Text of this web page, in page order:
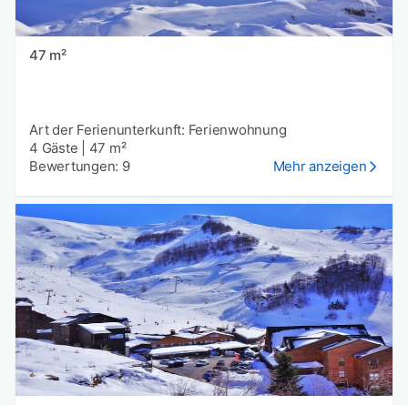
47 m²
Art der Ferienunterkunft: Ferienwohnung
4 Gäste
47 m²
Bewertungen: 9
Mehr anzeigen